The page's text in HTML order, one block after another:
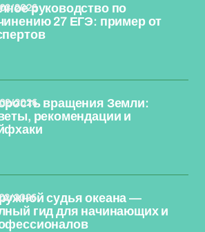
руководство по
27 ЕГЭ: пример от
2026
вращения Земли:
рекомендации и
2026
судья океана —
гид для начинающих и
2026